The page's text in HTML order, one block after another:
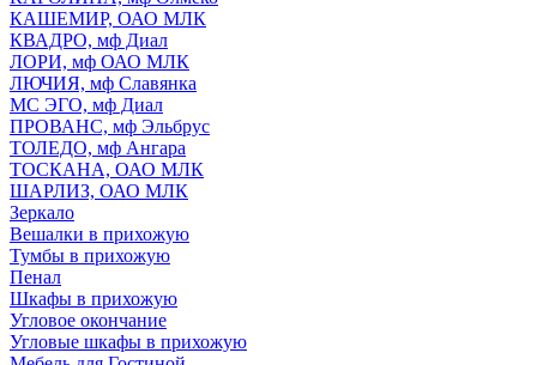
КАШЕМИР, ОАО МЛК
КВАДРО, мф Диал
ЛОРИ, мф ОАО МЛК
ЛЮЧИЯ, мф Славянка
МС ЭГО, мф Диал
ПРОВАНС, мф Эльбрус
ТОЛЕДО, мф Ангара
ТОСКАНА, ОАО МЛК
ШАРЛИЗ, ОАО МЛК
Зеркало
Вешалки в прихожую
Тумбы в прихожую
Пенал
Шкафы в прихожую
Угловое окончание
Угловые шкафы в прихожую